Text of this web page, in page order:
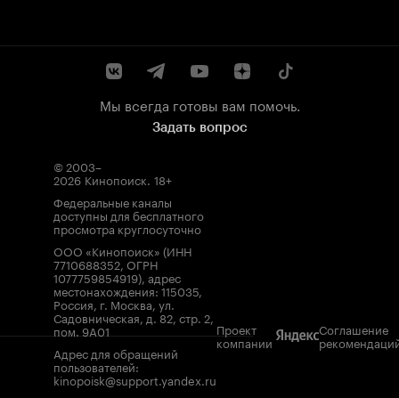
Мы всегда готовы вам помочь.
Задать вопрос
© 2003–
2026 Кинопоиск. 18+
Федеральные каналы
доступны для бесплатного
просмотра круглосуточно
ООО «Кинопоиск» (ИНН
7710688352, ОГРН
1077759854919), адрес
местонахождения: 115035,
Россия, г. Москва, ул.
Садовническая, д. 82, стр. 2,
пом. 9А01
Адрес для обращений
пользователей:
kinopoisk@support.yandex.ru
Проект
компании
Соглашение